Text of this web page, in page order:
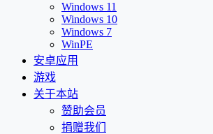
Windows 11
Windows 10
Windows 7
WinPE
安卓应用
游戏
关于本站
赞助会员
捐赠我们